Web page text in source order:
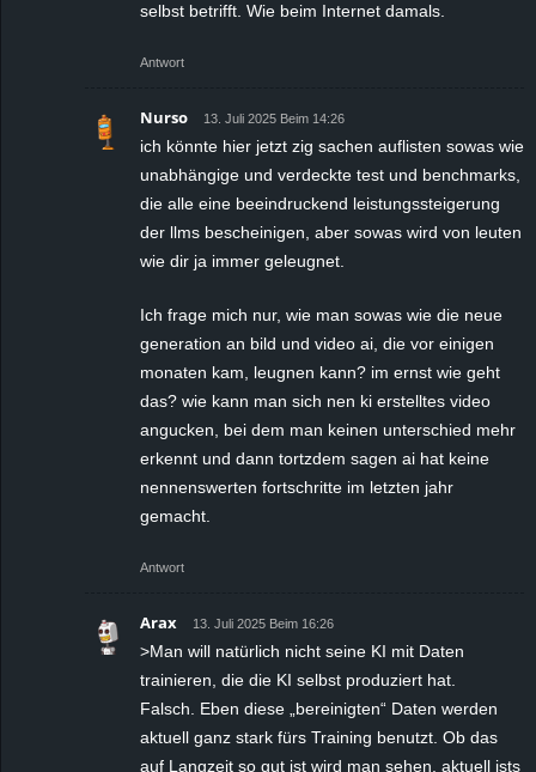
selbst betrifft. Wie beim Internet damals.
Antwort
Nurso 13. Juli 2025 Beim 14:26
ich könnte hier jetzt zig sachen auflisten sowas wie
unabhängige und verdeckte test und benchmarks,
die alle eine beeindruckend leistungssteigerung
der llms bescheinigen, aber sowas wird von leuten
wie dir ja immer geleugnet.
Ich frage mich nur, wie man sowas wie die neue
generation an bild und video ai, die vor einigen
monaten kam, leugnen kann? im ernst wie geht
das? wie kann man sich nen ki erstelltes video
angucken, bei dem man keinen unterschied mehr
erkennt und dann tortzdem sagen ai hat keine
nennenswerten fortschritte im letzten jahr
gemacht.
Antwort
Arax 13. Juli 2025 Beim 16:26
>Man will natürlich nicht seine KI mit Daten
trainieren, die die KI selbst produziert hat.
Falsch. Eben diese „bereinigten“ Daten werden
aktuell ganz stark fürs Training benutzt. Ob das
auf Langzeit so gut ist wird man sehen, aktuell ists